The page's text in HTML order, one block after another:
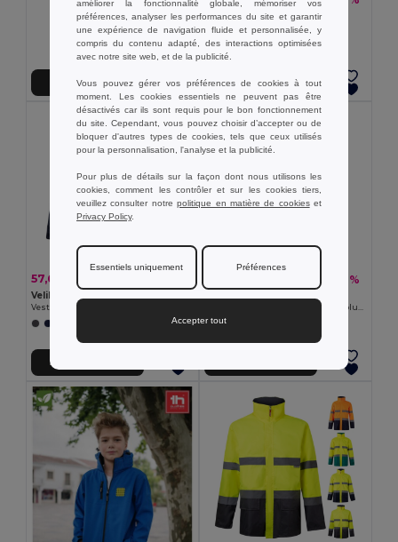
Ajouter au Panier
TH Clothes 30300
Coupe-vent (unisexe)
+2 Couleurs
Ajouter au Panier
57,67 €
Velilla 36059
Ajouter au Panier
-31%
Gilet soft shell (280g/m²), avec doublure polaire, en polyester (94%) et élasthanne (6%)
améliorer la fonctionnalité globale, mémoriser vos
préférences, analyser les performances du site et garantir
une expérience de navigation fluide et personnalisée, y
compris du contenu adapté, des interactions optimisées
avec notre site web, et de la publicité.
Vous pouvez gérer vos préférences de cookies à tout
moment. Les cookies essentiels ne peuvent pas être
désactivés car ils sont requis pour le bon fonctionnement
du site. Cependant, vous pouvez choisir d’accepter ou de
bloquer d'autres types de cookies, tels que ceux utilisés
pour la personnalisation, l'analyse et la publicité.
Pour plus de détails sur la façon dont nous utilisons les
cookies, comment les contrôler et sur les cookies tiers,
veuillez consulter notrepolitique en matière de cookieset
Privacy Policy.
Essentiels uniquement Préférences
Accepter tout